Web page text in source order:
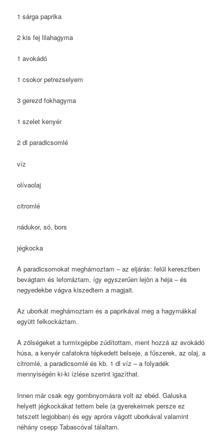
1 sárga paprika
2 kis fej lilahagyma
1 avokádó
1 csokor petrezselyem
3 gerezd fokhagyma
1 szelet kenyér
2 dl paradicsomlé
víz
olívaolaj
citromlé
nádukor, só, bors
jégkocka
A paradicsomokat meghámoztam – az eljárás: felül keresztben
bevágtam és leforráztam, így egyszerűen lejön a héja – és
negyedekbe vágva kiszedtem a magjait.
Az uborkát meghámoztam és a paprikával meg a hagymákkal
együtt felkockáztam.
A zölségeket a turmixgépbe zúdítottam, ment hozzá az avokádó
húsa, a kenyér cafatokra tépkedett belseje, a fűszerek, az olaj, a
citromlé, a paradicsomlé és kb. 1 dl víz – a folyadék
mennyiségén ki-ki ízlése szerint igazíthat.
Innen már csak egy gombnyomásra volt az ebéd. Galuska
helyett jégkockákat tettem bele (a gyerekeimek persze ez
tetszett legjobban) és egy apróra vágott uborkával valamint
néhány csepp Tabascóval tálaltam.